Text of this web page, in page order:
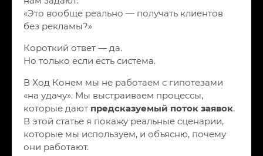
«Это вообще реально — получать клиентов
без рекламы?»
Короткий ответ — да.
Но только если есть система.
В Ход Конем мы не работаем с гипотезами
«на удачу». Мы выстраиваем процессы,
которые дают предсказуемый поток заявок.
В этой статье я покажу реальные сценарии,
которые мы используем, и объясню, почему
они работают.